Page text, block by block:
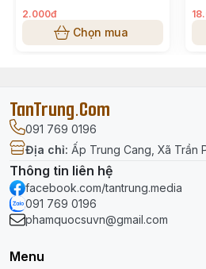
Dòng sản phẩm:
Mã sản phẩm:EH927
Loại sản phẩm: Túi đựng bút
Khả năng chứa: Dụng cụ học
Màu sắc:Giao màu ngẫu nhiên
Đối tượng sử dụng
Học sinh cấp 2, cấp 3
Người cần túi bút gọn nhẹ cho
cơ bản
A4
2.000đ
Chọn mua
TanTrung.Com
091 769 0196
Địa chỉ: Ấp Trung Cang, Xã Trần
Thông tin liên hệ
facebook.com/tantrung.media
091 769 0196
phamquocsuvn@gmail.com
Menu